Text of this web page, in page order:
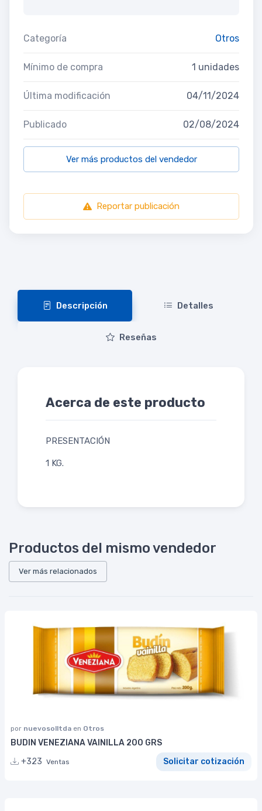
Categoría Otros
Mínimo de compra 1 unidades
Última modificación 04/11/2024
Publicado 02/08/2024
Ver más productos del vendedor
Reportar publicación
Descripción Detalles
Reseñas
Acerca de este producto
PRESENTACIÓN
1 KG.
Productos del mismo vendedor
Ver más relacionados
por nuevosolltda en Otros
BUDIN VENEZIANA VAINILLA 200 GRS
+323 Ventas Solicitar cotización